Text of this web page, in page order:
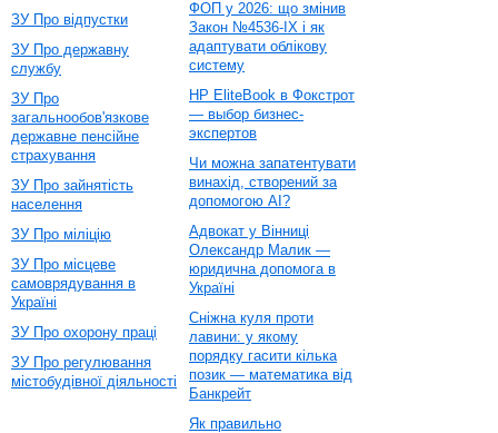
ЗУ Про відпустки
ЗУ Про державну
службу
ЗУ Про
загальнообов'язкове
державне пенсійне
страхування
ЗУ Про зайнятість
населення
ЗУ Про міліцію
ЗУ Про місцеве
самоврядування в
Україні
ЗУ Про охорону праці
ЗУ Про регулювання
містобудівної діяльності
ФОП у 2026: що змінив
Закон №4536-IX і як
адаптувати облікову
систему
HP EliteBook в Фокстрот
— выбор бизнес-
экспертов
Чи можна запатентувати
винахід, створений за
допомогою AI?
Адвокат у Вінниці
Олександр Малик —
юридична допомога в
Україні
Сніжна куля проти
лавини: у якому
порядку гасити кілька
позик — математика від
Банкрейт
Як правильно